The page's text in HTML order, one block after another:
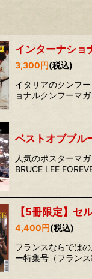
インターナショ
3,300 円(税込)
イタリアのクンフ
ョナルクンフーマ
ベストオブブル
人気のポスターマ
BRUCE LEE
【5冊限定】セ
4,400円(税込)
フランスならでは
ー特集号（フラン